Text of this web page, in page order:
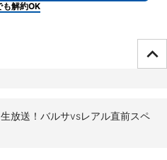
も解約OK
生放送！バルサvsレアル直前スペ